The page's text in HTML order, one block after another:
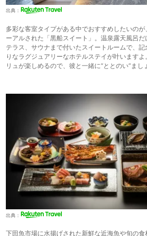
出典：
多彩な客室タイプがある中でおすすめしたいの
ーアルされた「黒船スイート」。温泉露天風呂だ
テラス、サウナまで付いたスイートルームで、
りなラグジュアリーなホテルステイが叶います
リュが楽しめるので、彼と一緒に“ととのい”まし
出典：
下田魚市場に水揚げされた新鮮な近海魚や旬の